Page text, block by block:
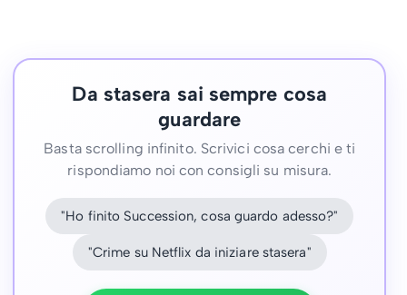
Da stasera sai sempre cosa
guardare
Basta scrolling infinito. Scrivici cosa cerchi e ti
rispondiamo noi con consigli su misura.
"Ho finito Succession, cosa guardo adesso?"
"Crime su Netflix da iniziare stasera"